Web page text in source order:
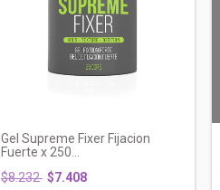
Gel Supreme Fixer Fijacion
Fuerte x 250...
$8.232 $7.408